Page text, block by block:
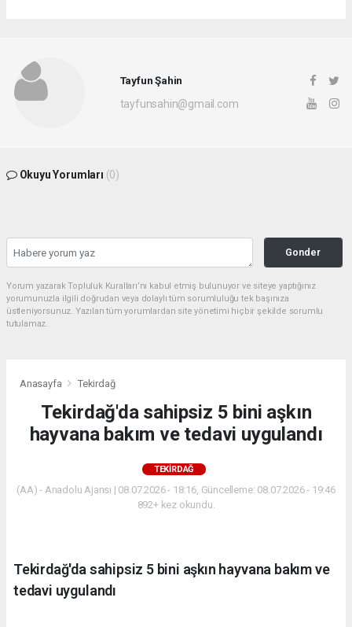
Tayfun Şahin
tayfunsahin@gmail.com
Okuyu Yorumları (0)
Gonder
Yorum yazarak Topluluk Kuralları’nı kabul etmiş bulunuyor ve siteye yaptığınız
yorumunuzla ilgili doğrudan veya dolaylı tüm sorumluluğu tek başınıza
üstleniyorsunuz. Yazılan tüm yorumlardan site yönetimi hiçbir şekilde sorumlu
tutulamaz.
Anasayfa Tekirdağ
Tekirdağ'da sahipsiz 5 bini aşkın
hayvana bakım ve tedavi uygulandı
TEKIRDAĞ
(AA) - Anadolu Ajansı | 08.07.2026 - 18:16, Güncelleme: 08.07.2026 - 19:46
892+ kez okundu.
Tekirdağ'da sahipsiz 5 bini aşkın hayvana bakım ve
tedavi uygulandı